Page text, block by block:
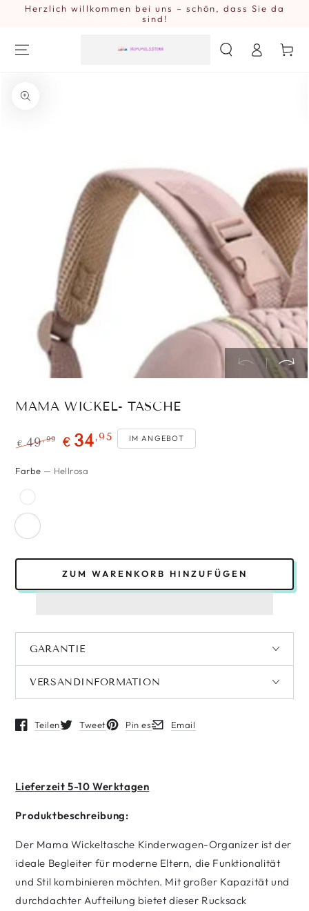
ZUM INHALT
Herzlich willkommen bei uns – schön, dass Sie da
sind!
Einloggen
SPRINGEN
Medien
MAMA WICKEL- TASCHE
Preis
€49,99 € 34,95 IM ANGEBOT
Farbe — Hellrosa
ZUM WARENKORB HINZUFÜGEN
GARANTIE
VERSANDINFORMATION
Teilen
Öffnet in einem neuen Fenster.
Tweet
Öffnet in einem neuen Fenster.
Pin es
Öffnet in einem neuen Fenster.
Email
Öffnet in einem neuen Fenster.
Lieferzeit 5-10 Werktagen
Produktbeschreibung:
Der Mama Wickeltasche Kinderwagen-Organizer ist der
ideale Begleiter für moderne Eltern, die Funktionalität
und Stil kombinieren möchten. Mit großer Kapazität und
durchdachter Aufteilung bietet dieser Rucksack